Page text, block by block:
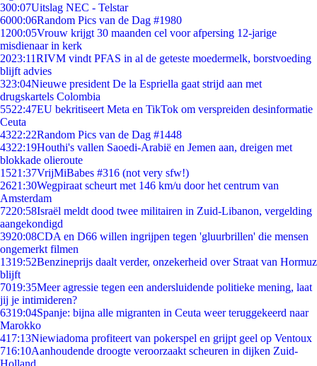
300:07Uitslag NEC - Telstar
6000:06Random Pics van de Dag #1980
1200:05Vrouw krijgt 30 maanden cel voor afpersing 12-jarige
misdienaar in kerk
2023:11RIVM vindt PFAS in al de geteste moedermelk, borstvoeding
blijft advies
323:04Nieuwe president De la Espriella gaat strijd aan met
drugskartels Colombia
5522:47EU bekritiseert Meta en TikTok om verspreiden desinformatie
Ceuta
4322:22Random Pics van de Dag #1448
4322:19Houthi's vallen Saoedi-Arabië en Jemen aan, dreigen met
blokkade olieroute
1521:37VrijMiBabes #316 (not very sfw!)
2621:30Wegpiraat scheurt met 146 km/u door het centrum van
Amsterdam
7220:58Israël meldt dood twee militairen in Zuid-Libanon, vergelding
aangekondigd
3920:08CDA en D66 willen ingrijpen tegen 'gluurbrillen' die mensen
ongemerkt filmen
1319:52Benzineprijs daalt verder, onzekerheid over Straat van Hormuz
blijft
7019:35Meer agressie tegen een andersluidende politieke mening, laat
jij je intimideren?
6319:04Spanje: bijna alle migranten in Ceuta weer teruggekeerd naar
Marokko
417:13Niewiadoma profiteert van pokerspel en grijpt geel op Ventoux
716:10Aanhoudende droogte veroorzaakt scheuren in dijken Zuid-
Holland